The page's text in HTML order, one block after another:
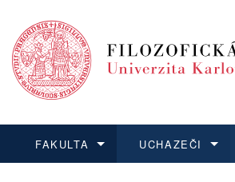
FAKULTA UCHAZEČI